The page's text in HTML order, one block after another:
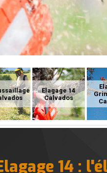
Elagage 14
Calvados
14 :